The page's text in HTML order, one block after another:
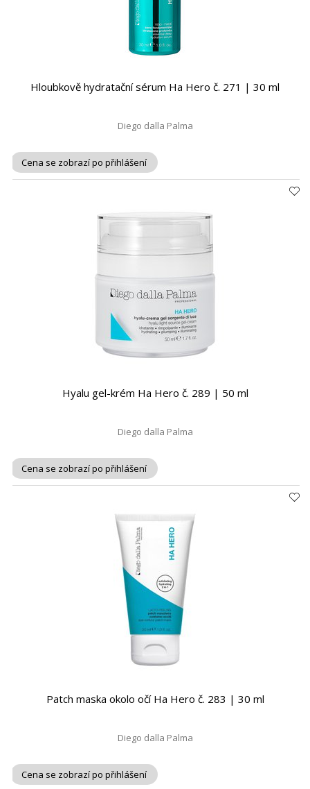
Hloubkově hydratační sérum Ha Hero č. 271 | 30 ml
Diego dalla Palma
Cena se zobrazí po přihlášení
Hyalu gel-krém Ha Hero č. 289 | 50 ml
Diego dalla Palma
Cena se zobrazí po přihlášení
Patch maska okolo očí Ha Hero č. 283 | 30 ml
Diego dalla Palma
Cena se zobrazí po přihlášení